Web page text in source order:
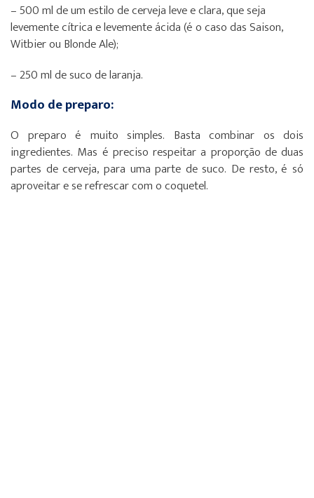
– 500 ml de um estilo de cerveja leve e clara, que seja
levemente cítrica e levemente ácida (é o caso das Saison,
Witbier ou Blonde Ale);
– 250 ml de suco de laranja.
Modo de preparo:
O preparo é muito simples. Basta combinar os dois
ingredientes. Mas é preciso respeitar a proporção de duas
partes de cerveja, para uma parte de suco. De resto, é só
aproveitar e se refrescar com o coquetel.